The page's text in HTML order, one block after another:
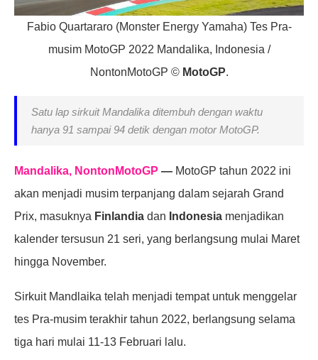
Fabio Quartararo (Monster Energy Yamaha) Tes Pra-
musim MotoGP 2022 Mandalika, Indonesia /
NontonMotoGP © MotoGP.
Satu lap sirkuit Mandalika ditembuh dengan waktu
hanya 91 sampai 94 detik dengan motor MotoGP.
Mandalika, NontonMotoGP — MotoGP tahun 2022 ini
akan menjadi musim terpanjang dalam sejarah Grand
Prix, masuknya Finlandia dan Indonesia menjadikan
kalender tersusun 21 seri, yang berlangsung mulai Maret
hingga November.
Sirkuit Mandlaika telah menjadi tempat untuk menggelar
tes Pra-musim terakhir tahun 2022, berlangsung selama
tiga hari mulai 11-13 Februari lalu.